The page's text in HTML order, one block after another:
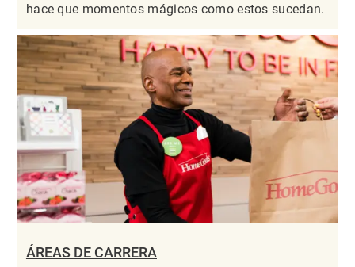
hace que momentos mágicos como estos sucedan.
ÁREAS DE CARRERA